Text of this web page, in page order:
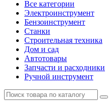
Все категории
Электроинструмент
Бензоинструмент
Станки
Строительная техника
Дом и сад
Автотовары
Запчасти и расходники
Ручной инструмент